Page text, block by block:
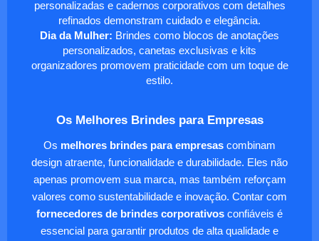
personalizadas e cadernos corporativos com detalhes
refinados demonstram cuidado e elegância.
Dia da Mulher: Brindes como blocos de anotações
personalizados, canetas exclusivas e kits
organizadores promovem praticidade com um toque de
estilo.
Os Melhores Brindes para Empresas
Os melhores brindes para empresas combinam
design atraente, funcionalidade e durabilidade. Eles não
apenas promovem sua marca, mas também reforçam
valores como sustentabilidade e inovação. Contar com
fornecedores de brindes corporativos confiáveis é
essencial para garantir produtos de alta qualidade e